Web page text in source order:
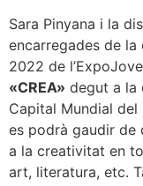
Sara Pinyana i la
encarregades de
2022 de
«CREA» degut a la
Capital Mundial del
es podrà gaudir de
a la creativitat en
art, literatura, etc.